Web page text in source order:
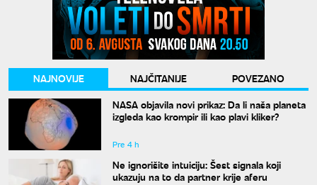
NAJNOVIJE NAJČITANIJE
POVEZANO
NASA objavila novi prikaz: Da li naša planeta
izgleda kao krompir ili kao plavi kliker?
Pre 4 h
Ne ignorišite intuiciju: Šest signala koji
ukazuju na to da partner krije aferu